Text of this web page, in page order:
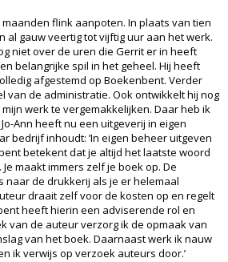
flink aanpoten. In plaats van tien
al gauw veertig tot vijftig uur aan het werk.
niet over de uren die Gerrit er in heeft
belangrijke spil in het geheel. Hij heeft
afgestemd op Boekenbent. Verder
van de administratie. Ook ontwikkelt hij nog
werk te vergemakkelijken. Daar heb ik
Ann heeft nu een uitgeverij in eigen
bedrijf inhoudt: ’In eigen beheer uitgeven
betekent dat je altijd het laatste woord
maakt immers zelf je boek op. De
naar de drukkerij als je er helemaal
draait zelf voor de kosten op en regelt
heeft hierin een adviserende rol en
van de auteur verzorg ik de opmaak van
van het boek. Daarnaast werk ik nauw
ik verwijs op verzoek auteurs door.’